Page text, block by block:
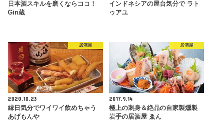
日本酒スキルを磨くならココ！
Gin蔵
インドネシアの屋台気分で ラト
ゥアユ
居酒屋
2020.10.23
縁日気分でワイワイ飲めちゃう
あげもんや
居酒屋
2017.9.14
極上の刺身＆絶品の自家製燻製
岩手の居酒屋 ゑん